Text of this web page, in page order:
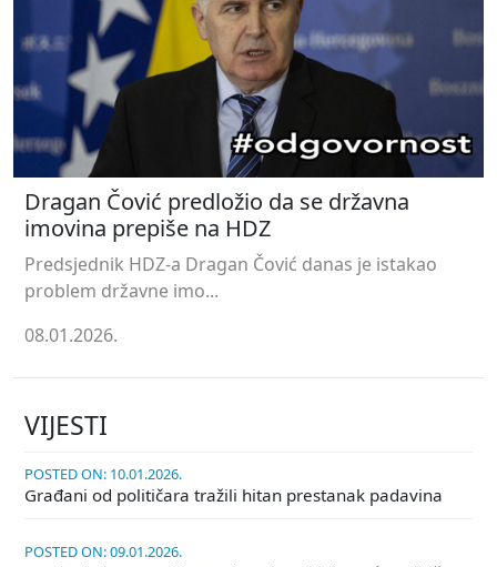
Dragan Čović predložio da se državna
imovina prepiše na HDZ
Predsjednik HDZ-a Dragan Čović danas je istakao
problem državne imo...
08.01.2026.
VIJESTI
POSTED ON: 10.01.2026.
Građani od političara tražili hitan prestanak padavina
POSTED ON: 09.01.2026.